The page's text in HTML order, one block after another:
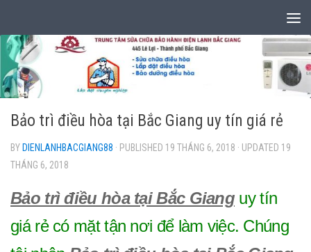
Bảo trì điều hòa tại Bắc Giang uy tín giá rẻ
BY DIENLANHBACGIANG88 · PUBLISHED 19 THÁNG 6, 2018 · UPDATED 19
THÁNG 6, 2018
Bảo trì điều hòa tại Bắc Giang uy tín
giá rẻ có mặt tận nơi để làm việc. Chúng